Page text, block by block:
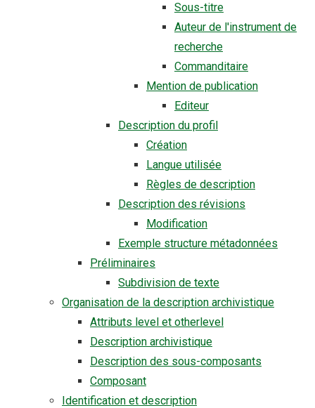
Sous-titre
Auteur de l'instrument de
recherche
Commanditaire
Mention de publication
Editeur
Description du profil
Création
Langue utilisée
Règles de description
Description des révisions
Modification
Exemple structure métadonnées
Préliminaires
Subdivision de texte
Organisation de la description archivistique
Attributs level et otherlevel
Description archivistique
Description des sous-composants
Composant
Identification et description